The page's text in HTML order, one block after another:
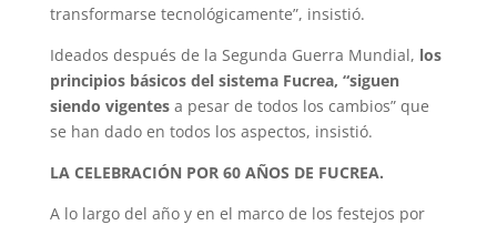
transformarse tecnológicamente”, insistió.
Ideados después de la Segunda Guerra Mundial, los
principios básicos del sistema Fucrea, “siguen
siendo vigentes a pesar de todos los cambios” que
se han dado en todos los aspectos, insistió.
LA CELEBRACIÓN POR 60 AÑOS DE FUCREA.
A lo largo del año y en el marco de los festejos por